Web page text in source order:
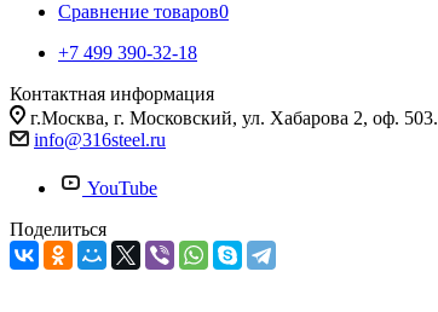
Сравнение товаров0
+7 499 390-32-18
Контактная информация
г.Москва, г. Московский, ул. Хабарова 2, оф. 503.
info@316steel.ru
YouTube
Поделиться